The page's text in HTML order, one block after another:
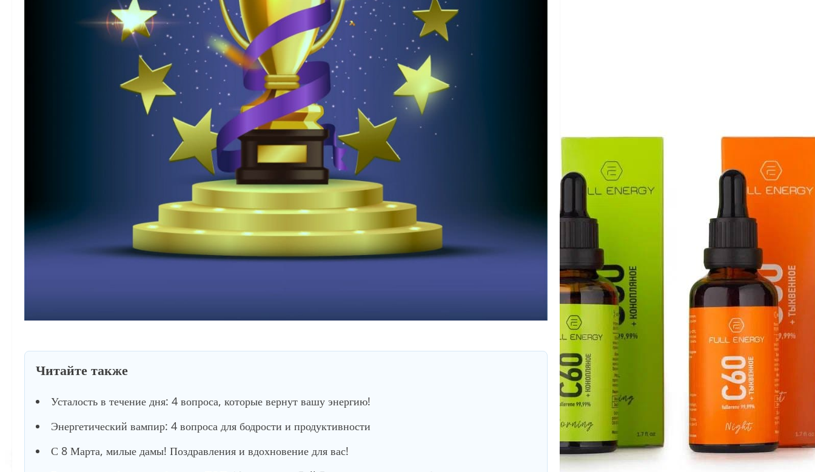
Читайте также
Усталость в течение дня: 4 вопроса, которые вернут вашу энергию!
Энергетический вампир: 4 вопроса для бодрости и продуктивности
С 8 Марта, милые дамы! Поздравления и вдохновение для вас!